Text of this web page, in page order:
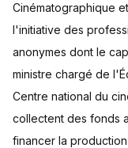
Cinématographique
l'initiative des
anonymes dont le
ministre chargé de
Centre national du
collectent des fonds
financer la